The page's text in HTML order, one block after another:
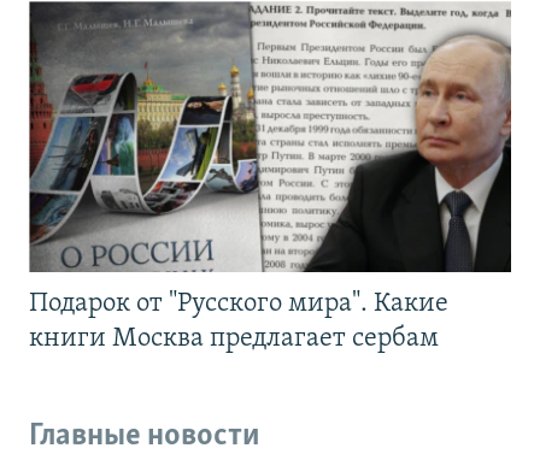
Подарок от "Русского мира". Какие
книги Москва предлагает сербам
Главные новости